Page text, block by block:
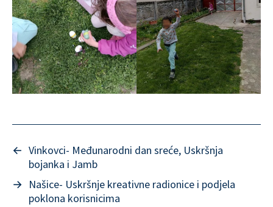
← Vinkovci- Međunarodni dan sreće, Uskršnja
bojanka i Jamb
→ Našice- Uskršnje kreativne radionice i podjela
poklona korisnicima